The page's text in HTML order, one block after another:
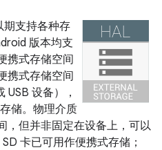
期支持各种存
版本均支
携式存储空间
携式存储空间
USB 设备），
储。 物理介质
，但并非固定在设备上，可以
卡已可用作便携式存储；